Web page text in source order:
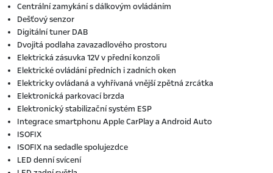
Centrální zamykání s dálkovým ovládáním
Dešťový senzor
Digitální tuner DAB
Dvojitá podlaha zavazadlového prostoru
Elektrická zásuvka 12V v přední konzoli
Elektrické ovládání předních i zadních oken
Elektricky ovládaná a vyhřívaná vnější zpětná zrcátka
Elektronická parkovací brzda
Elektronický stabilizační systém ESP
Integrace smartphonu Apple CarPlay a Android Auto
ISOFIX
ISOFIX na sedadle spolujezdce
LED denní svícení